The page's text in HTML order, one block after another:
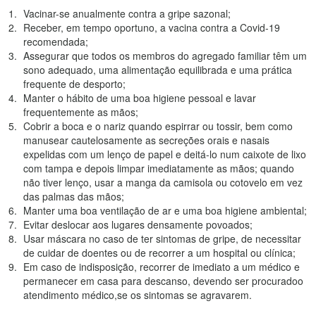
Vacinar-se anualmente contra a gripe sazonal;
Receber, em tempo oportuno, a vacina contra a Covid-19
recomendada;
Assegurar que todos os membros do agregado familiar têm um
sono adequado, uma alimentação equilibrada e uma prática
frequente de desporto;
Manter o hábito de uma boa higiene pessoal e lavar
frequentemente as mãos;
Cobrir a boca e o nariz quando espirrar ou tossir, bem como
manusear cautelosamente as secreções orais e nasais
expelidas com um lenço de papel e deitá-lo num caixote de lixo
com tampa e depois limpar imediatamente as mãos; quando
não tiver lenço, usar a manga da camisola ou cotovelo em vez
das palmas das mãos;
Manter uma boa ventilação de ar e uma boa higiene ambiental;
Evitar deslocar aos lugares densamente povoados;
Usar máscara no caso de ter sintomas de gripe, de necessitar
de cuidar de doentes ou de recorrer a um hospital ou clínica;
Em caso de indisposição, recorrer de imediato a um médico e
permanecer em casa para descanso, devendo ser procuradoo
atendimento médico,se os sintomas se agravarem.